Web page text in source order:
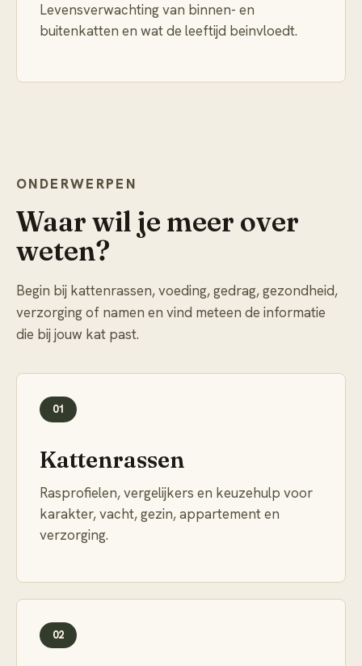
Levensverwachting van binnen- en
buitenkatten en wat de leeftijd beinvloedt.
ONDERWERPEN
Waar wil je meer over
weten?
Begin bij kattenrassen, voeding, gedrag, gezondheid,
verzorging of namen en vind meteen de informatie
die bij jouw kat past.
01
Kattenrassen
Rasprofielen, vergelijkers en keuzehulp voor
karakter, vacht, gezin, appartement en
verzorging.
02